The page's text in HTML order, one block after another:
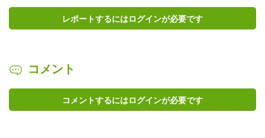
レポートするにはログインが必要です
コメント
コメントするにはログインが必要です